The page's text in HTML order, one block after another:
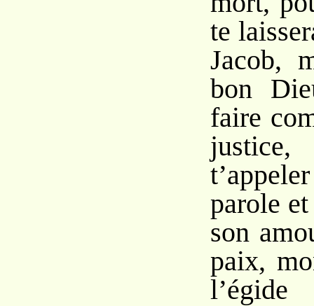
te
Jacob,
bon
faire
parole
son
paix,